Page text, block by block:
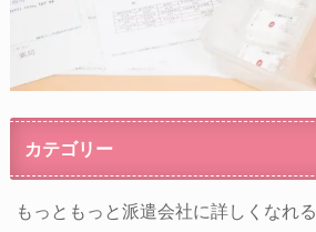
カテゴリー
もっともっと派遣会社に詳しくなれる